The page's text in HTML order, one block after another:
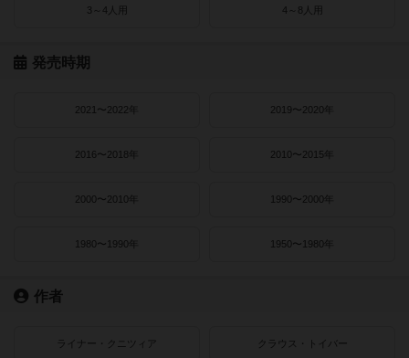
3～4人用 4～8人用
発売時期
2021〜2022年 2019〜2020年
2016〜2018年 2010〜2015年
2000〜2010年 1990〜2000年
1980〜1990年 1950〜1980年
作者
ライナー・クニツィア クラウス・トイバー